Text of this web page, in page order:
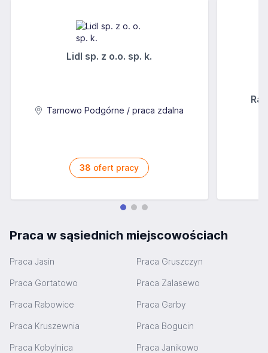
Lidl sp. z o.o. sp. k.
Tarnowo Podgórne / praca zdalna
38 ofert pracy
Praca w sąsiednich miejscowościach
Praca Jasin Praca Gruszczyn
Praca Gortatowo Praca Zalasewo
Praca Rabowice Praca Garby
Praca Kruszewnia Praca Bogucin
Praca Kobylnica Praca Janikowo